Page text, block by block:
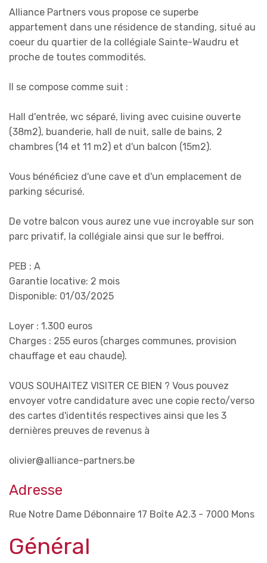
Alliance Partners vous propose ce superbe
appartement dans une résidence de standing, situé au
coeur du quartier de la collégiale Sainte-Waudru et
proche de toutes commodités.
Il se compose comme suit :
Hall d'entrée, wc séparé, living avec cuisine ouverte
(38m2), buanderie, hall de nuit, salle de bains, 2
chambres (14 et 11 m2) et d'un balcon (15m2).
Vous bénéficiez d'une cave et d'un emplacement de
parking sécurisé.
De votre balcon vous aurez une vue incroyable sur son
parc privatif, la collégiale ainsi que sur le beffroi.
PEB : A
Garantie locative: 2 mois
Disponible: 01/03/2025
Loyer : 1.300 euros
Charges : 255 euros (charges communes, provision
chauffage et eau chaude).
VOUS SOUHAITEZ VISITER CE BIEN ? Vous pouvez
envoyer votre candidature avec une copie recto/verso
des cartes d'identités respectives ainsi que les 3
dernières preuves de revenus à
olivier@alliance-partners.be
Adresse
Rue Notre Dame Débonnaire 17 Boîte A2.3 - 7000 Mons
Général